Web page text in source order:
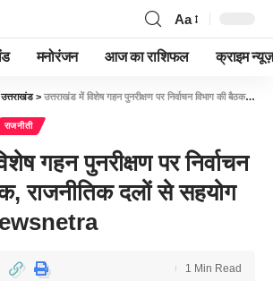
Aa
मनोरंजन आज का राशिफल क्राइम न्यूज़
उत्तराखंड> उत्तराखंड में विशेष गहन पुनरीक्षण पर निर्वाचन विभाग की बैठक, राजनीतिक दलों से सहयोग का आग्रह-Newsnetra
राजनीती
गहन पुनरीक्षण पर निर्वाचन
राजनीतिक दलों से सहयोग
1 Min Read